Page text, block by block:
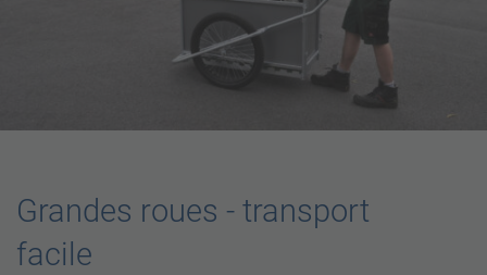
Grandes roues - transport
facile